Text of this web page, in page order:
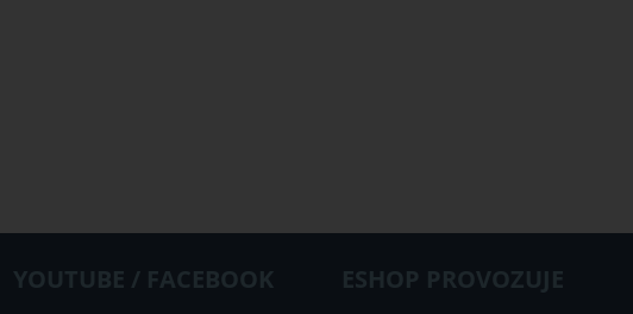
YOUTUBE / FACEBOOK ESHOP PROVOZUJE